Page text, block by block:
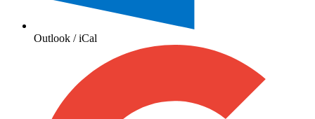
Outlook / iCal